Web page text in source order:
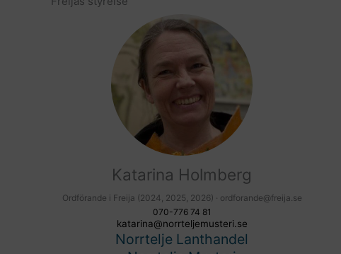
Katarina Holmberg
Ordförande i Freija (2024, 2025, 2026) · ordforande@freija.se
070-776 74 81
katarina@norrteljemusteri.se
Norrtelje Lanthandel